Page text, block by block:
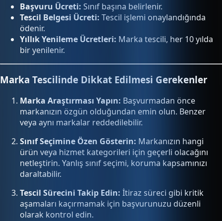
Başvuru Ücreti: Sınıf başına belirlenir.
Tescil Belgesi Ücreti: Tescil işlemi onaylandığında
ödenir.
Yıllık Yenileme Ücretleri: Marka tescili, her 10 yılda
bir yenilenir.
Marka Tescilinde Dikkat Edilmesi Gerekenler
Marka Araştırması Yapın: Başvurmadan önce
markanızın özgün olduğundan emin olun. Benzer
veya aynı markalar reddedilebilir.
Sınıf Seçimine Özen Gösterin: Markanızın hangi
ürün veya hizmet kategorileri için geçerli olacağını
netleştirin. Yanlış sınıf seçimi, koruma kapsamınızı
daraltabilir.
Tescil Sürecini Takip Edin: İtiraz süreci gibi kritik
aşamaları kaçırmamak için başvurunuzu düzenli
olarak kontrol edin.